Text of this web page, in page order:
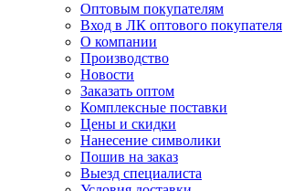
Оптовым покупателям
Вход в ЛК оптового покупателя
О компании
Производство
Новости
Заказать оптом
Комплексные поставки
Цены и скидки
Нанесение символики
Пошив на заказ
Выезд специалиста